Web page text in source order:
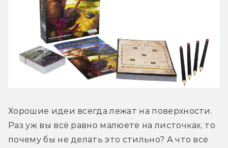
Хорошие идеи всегда лежат на поверхности.
Раз уж вы всё равно малюете на листочках, то
почему бы не делать это стильно? А что все